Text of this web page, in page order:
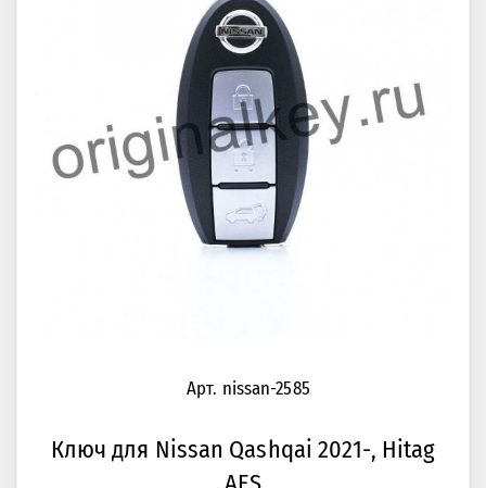
Арт. nissan-2585
Ключ для Nissan Qashqai 2021-, Hitag